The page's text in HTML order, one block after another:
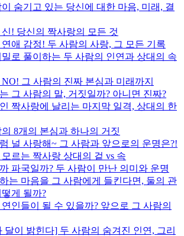
이 숨기고 있는 당신에 대한 마음, 미래, 결
! 당신의 짝사랑의 모든 것
애 감정! 두 사람의 사랑, 그 모든 기록
로 풀이하는 두 사람의 인연과 상대의 속
NO! 그 사람의 진짜 본심과 미래까지
그 사람의 말, 거짓일까? 아니면 진짜?
짝사랑에 날리는 마지막 일격, 상대의 한
의 8개의 본심과 하나의 거짓
널 사랑해~ 그 사람과 앞으로의 운명은?!
르는 짝사랑 상대의 겉 vs 속
파국일까? 두 사람이 만난 의미와 운명
는 마음을 그 사람에게 들킨다면, 둘의 관
게 될까?
인들이 될 수 있을까? 앞으로 그 사람의
달이 밝힌다] 두 사람의 숨겨진 인연, 그리